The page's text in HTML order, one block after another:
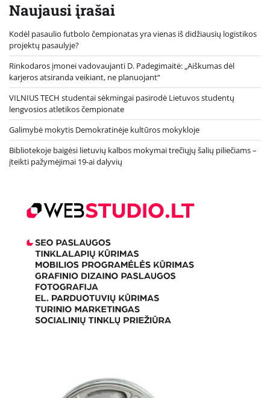
Naujausi įrašai
Kodėl pasaulio futbolo čempionatas yra vienas iš didžiausių logistikos
projektų pasaulyje?
Rinkodaros įmonei vadovaujanti D. Padegimaitė: „Aiškumas dėl
karjeros atsiranda veikiant, ne planuojant“
VILNIUS TECH studentai sėkmingai pasirodė Lietuvos studentų
lengvosios atletikos čempionate
Galimybė mokytis Demokratinėje kultūros mokykloje
Bibliotekoje baigėsi lietuvių kalbos mokymai trečiųjų šalių piliečiams –
įteikti pažymėjimai 19-ai dalyvių